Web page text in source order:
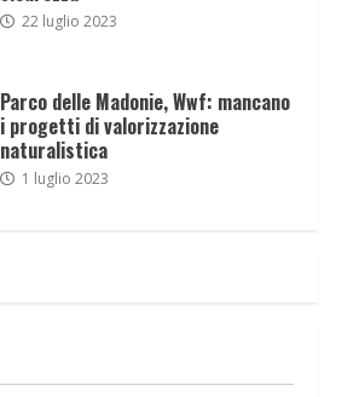
22 luglio 2023
Parco delle Madonie, Wwf: mancano
i progetti di valorizzazione
naturalistica
1 luglio 2023